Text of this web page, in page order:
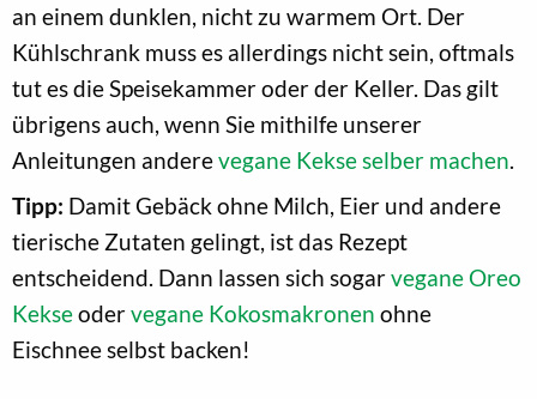
an einem dunklen, nicht zu warmem Ort. Der
Kühlschrank muss es allerdings nicht sein, oftmals
tut es die Speisekammer oder der Keller. Das gilt
übrigens auch, wenn Sie mithilfe unserer
Anleitungen anderevegane Kekse selber machen.
Tipp: Damit Gebäck ohne Milch, Eier und andere
tierische Zutaten gelingt, ist das Rezept
entscheidend. Dann lassen sich sogarvegane Oreo
Kekseodervegane Kokosmakronen ohne
Eischnee selbst backen!